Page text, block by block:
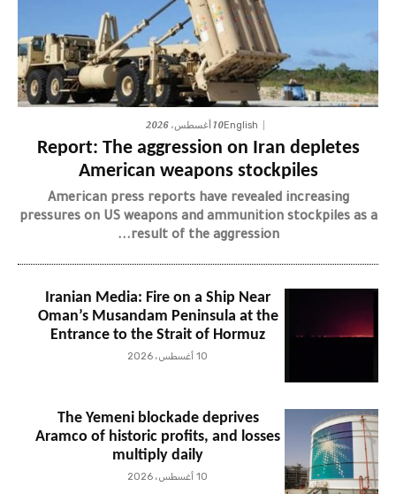
English10 أغسطس، 2026
Report: The aggression on Iran depletes
American weapons stockpiles
American press reports have revealed increasing
pressures on US weapons and ammunition stockpiles as a
result of the aggression...
Iranian Media: Fire on a Ship Near
Oman’s Musandam Peninsula at the
Entrance to the Strait of Hormuz
10 أغسطس، 2026
The Yemeni blockade deprives
Aramco of historic profits, and losses
multiply daily
10 أغسطس، 2026